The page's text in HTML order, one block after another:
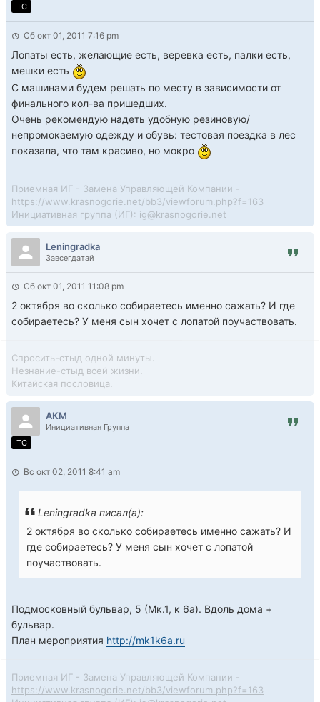
TC
Сб окт 01, 2011 7:16 pm
Лопаты есть, желающие есть, веревка есть, палки есть,
мешки есть
С машинами будем решать по месту в зависимости от
финального кол-ва пришедших.
Очень рекомендую надеть удобную резиновую/
непромокаемую одежду и обувь: тестовая поездка в лес
показала, что там красиво, но мокро
Приемная ИГ - Замена Управляющей Компании -
https://www.krasnogorie.net/bb3/viewforum.php?f=163
Инициативная группа (ИГ): ig@krasnogorie.net
Leningradka
Завсегдатай
Сб окт 01, 2011 11:08 pm
2 октября во сколько собираетесь именно сажать? И где
собираетесь? У меня сын хочет с лопатой поучаствовать.
Спросить-стыд одной минуты.
Незнание-стыд всей жизни.
Китайская пословица.
АКМ
Инициативная Группа
TC
Вс окт 02, 2011 8:41 am
Leningradka писал(а):
2 октября во сколько собираетесь именно сажать? И
где собираетесь? У меня сын хочет с лопатой
поучаствовать.
Подмосковный бульвар, 5 (Мк.1, к 6а). Вдоль дома +
бульвар.
План мероприятия http://mk1k6a.ru
Приемная ИГ - Замена Управляющей Компании -
https://www.krasnogorie.net/bb3/viewforum.php?f=163